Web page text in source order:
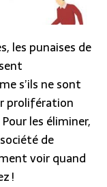
les punaises de
s’ils ne sont
prolifération
les éliminer,
de
voir quand
!